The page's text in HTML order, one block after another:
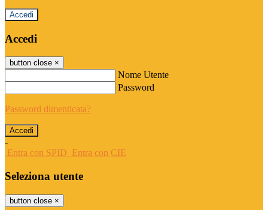
Accedi
Accedi
button close ×
Nome Utente
Password
Password dimenticata?
-
Entra con SPID Entra con CIE
Seleziona utente
button close ×